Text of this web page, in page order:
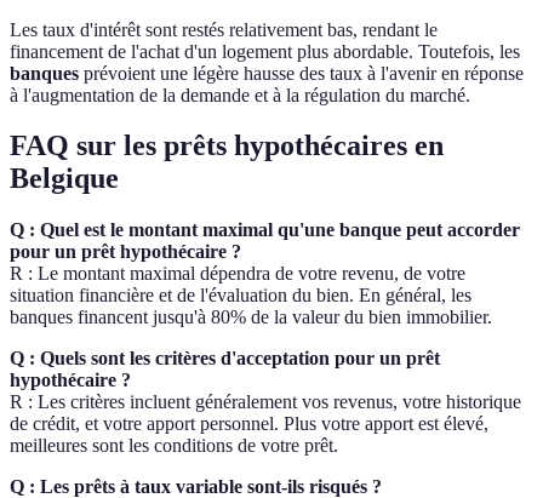
Les taux d'intérêt sont restés relativement bas, rendant le
financement de l'achat d'un logement plus abordable. Toutefois, les
banques prévoient une légère hausse des taux à l'avenir en réponse
à l'augmentation de la demande et à la régulation du marché.
FAQ sur les prêts hypothécaires en
Belgique
Q : Quel est le montant maximal qu'une banque peut accorder
pour un prêt hypothécaire ?
R : Le montant maximal dépendra de votre revenu, de votre
situation financière et de l'évaluation du bien. En général, les
banques financent jusqu'à 80% de la valeur du bien immobilier.
Q : Quels sont les critères d'acceptation pour un prêt
hypothécaire ?
R : Les critères incluent généralement vos revenus, votre historique
de crédit, et votre apport personnel. Plus votre apport est élevé,
meilleures sont les conditions de votre prêt.
Q : Les prêts à taux variable sont-ils risqués ?